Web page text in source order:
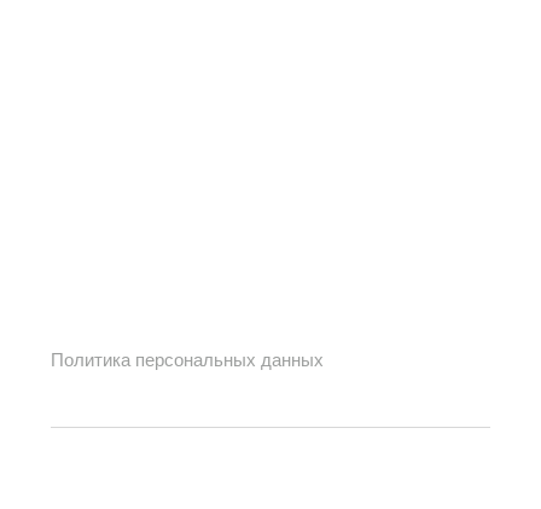
Политика персональных данных